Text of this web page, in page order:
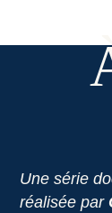
Une série
réalisée par